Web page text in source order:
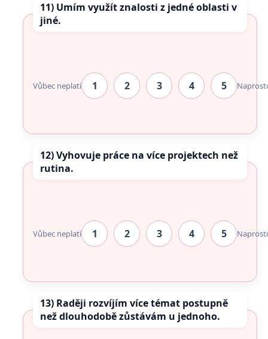
11) Umím využít znalosti z jedné oblasti v
jiné.
Vůbec neplatí 1 2 3 4 5
12) Vyhovuje práce na více projektech než
rutina.
Vůbec neplatí 1 2 3 4 5
13) Raději rozvíjím více témat postupně
než dlouhodobě zůstávám u jednoho.